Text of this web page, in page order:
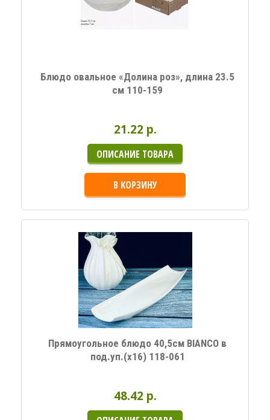
Блюдо овальное «Долина роз», длина 23.5
см 110-159
21.22 p.
ОПИСАНИЕ ТОВАРА
В КОРЗИНУ
Прямоугольное блюдо 40,5см BIANCO в
под.уп.(х16) 118-061
48.42 p.